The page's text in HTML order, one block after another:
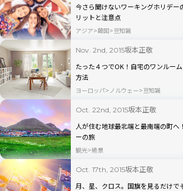
今さら聞けないワーキングホリデー
リットと注意点
アジア 韓国 豆知識
Nov. 2nd, 2015坂本正敬
たった４つでOK！自宅のワンルー
方法
ヨーロッパ ノルウェー 豆知識
Oct. 22nd, 2015坂本正敬
人が住む地球最北端と最南端の町へ
ーの旅
観光 絶景
Oct. 17th, 2015坂本正敬
月、星、クロス。国旗を見るだけで